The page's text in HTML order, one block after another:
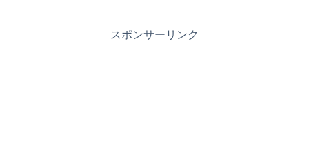
スポンサーリンク